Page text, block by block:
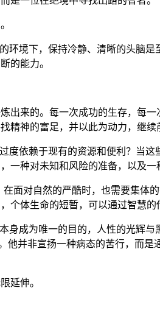
境下，保持冷静、清晰的头脑
的能力。
出来的。每一次成功的生存，每
精神的富足，并以此为动力，继续
度依赖于现有的资源和便利？当
种对未知和风险的准备，以及一
面对自然的严酷时，也需要集体
体生命的短暂，可以通过智慧的
身成为唯一的目的，人性的光辉
并非宣扬一种病态的苦行，而
延伸。